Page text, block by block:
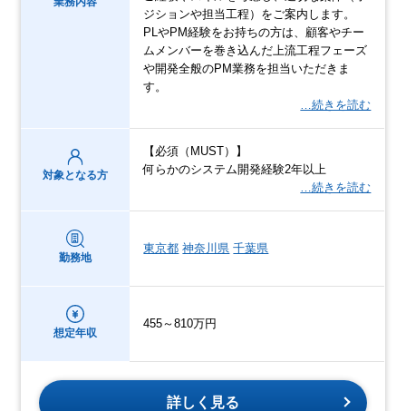
ジションや担当工程）をご案内します。
PLやPM経験をお持ちの方は、顧客やチー
ムメンバーを巻き込んだ上流工程フェーズ
や開発全般のPM業務を担当いただきま
す。
…続きを読む
対象となる方
【必須（MUST）】
何らかのシステム開発経験2年以上
…続きを読む
勤務地
東京都 神奈川県 千葉県
想定年収
455～810万円
詳しく見る